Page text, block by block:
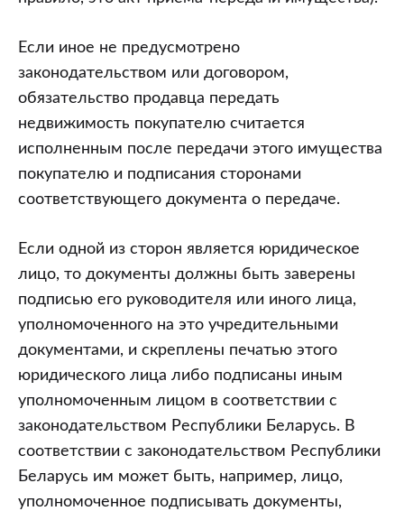
Если иное не предусмотрено
законодательством или договором,
обязательство продавца передать
недвижимость покупателю считается
исполненным после передачи этого имущества
покупателю и подписания сторонами
соответствующего документа о передаче.
Если одной из сторон является юридическое
лицо, то документы должны быть заверены
подписью его руководителя или иного лица,
уполномоченного на это учредительными
документами, и скреплены печатью этого
юридического лица либо подписаны иным
уполномоченным лицом в соответствии с
законодательством Республики Беларусь. В
соответствии с законодательством Республики
Беларусь им может быть, например, лицо,
уполномоченное подписывать документы,